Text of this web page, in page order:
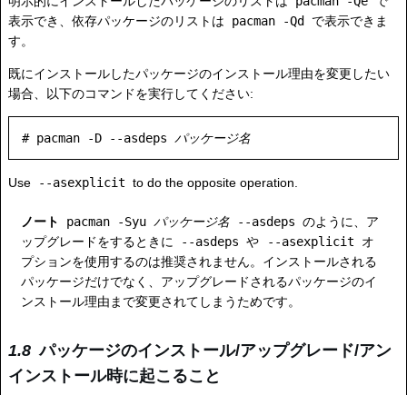
表示でき、依存パッケージのリストは
pacman -Qd で表示できま
す。
既にインストールしたパッケージのインストール理由を変更したい
場合、以下のコマンドを実行してください:
# pacman -D --asdeps パッケージ名
Use --asexplicit to do the opposite operation.
ノート pacman -Syu パッケージ名 --asdeps のように、ア
ップグレードをするときに
--asdeps や --asexplicit
オ
プションを使用するのは推奨されません。インストールされる
パッケージだけでなく、アップグレードされるパッケージのイ
ンストール理由まで変更されてしまうためです。
パッケージのインストール/アップグレード/アン
インストール時に起こること